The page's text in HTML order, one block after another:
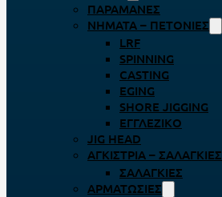
ΠΑΡΑΜΆΝΕΣ
ΝΉΜΑΤΑ – ΠΕΤΟΝΙΈΣ
LRF
SPINNING
CASTING
EGING
SHORE JIGGING
ΕΓΓΛΈΖΙΚΟ
JIG HEAD
ΑΓΚΊΣΤΡΙΑ – ΣΑΛΑΓΚΙΈΣ
ΣΑΛΑΓΚΙΈΣ
ΑΡΜΑΤΩΣΙΈΣ